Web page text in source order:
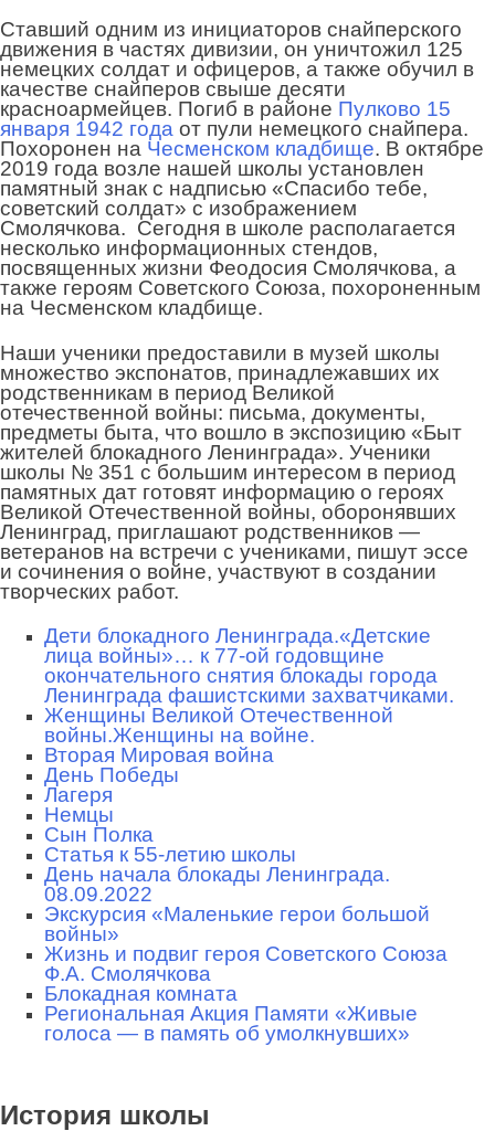
Ставший одним из инициаторов снайперского
движения в частях дивизии, он уничтожил 125
немецких солдат и офицеров, а также обучил в
качестве снайперов свыше десяти
красноармейцев. Погиб в районе Пулково 15
января 1942 года от пули немецкого снайпера.
Похоронен на Чесменском кладбище. В октябре
2019 года возле нашей школы установлен
памятный знак с надписью «Спасибо тебе,
советский солдат» с изображением
Смолячкова. Сегодня в школе располагается
несколько информационных стендов,
посвященных жизни Феодосия Смолячкова, а
также героям Советского Союза, похороненным
на Чесменском кладбище.
Наши ученики предоставили в музей школы
множество экспонатов, принадлежавших их
родственникам в период Великой
отечественной войны: письма, документы,
предметы быта, что вошло в экспозицию «Быт
жителей блокадного Ленинграда». Ученики
школы № 351 с большим интересом в период
памятных дат готовят информацию о героях
Великой Отечественной войны, оборонявших
Ленинград, приглашают родственников —
ветеранов на встречи с учениками, пишут эссе
и сочинения о войне, участвуют в создании
творческих работ.
Дети блокадного Ленинграда.«Детские
лица войны»… к 77-ой годовщине
окончательного снятия блокады города
Ленинграда фашистскими захватчиками.
Женщины Великой Отечественной
войны.Женщины на войне.
Вторая Мировая война
День Победы
Лагеря
Немцы
Сын Полка
Статья к 55-летию школы
День начала блокады Ленинграда.
08.09.2022
Экскурсия «Маленькие герои большой
войны»
Жизнь и подвиг героя Советского Союза
Ф.А. Смолячкова
Блокадная комната
Региональная Акция Памяти «Живые
голоса — в память об умолкнувших»
История школы